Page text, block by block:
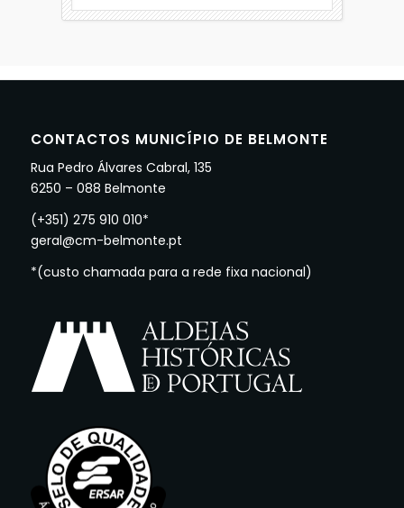
CONTACTOS MUNICÍPIO DE BELMONTE
Rua Pedro Álvares Cabral, 135
6250 – 088 Belmonte
(+351) 275 910 010*
geral@cm-belmonte.pt
*(custo chamada para a rede fixa nacional)